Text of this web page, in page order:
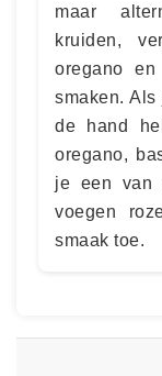
maar
kruiden,
oregano
smaken.
de hand
oregano,
je een van
voegen
smaak toe.